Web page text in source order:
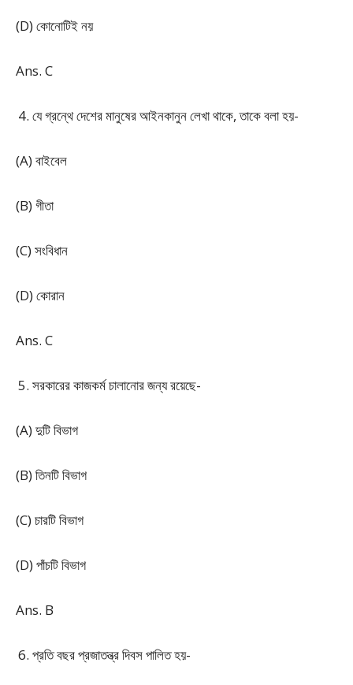
(D) কোনোটিই নয়
Ans. C
যে গ্রন্থে দেশের মানুষের আইনকানুন লেখা থাকে, তাকে বলা হয়-
(A) বাইবেল
(B) গীতা
(C) সংবিধান
(D) কোরান
Ans. C
সরকারের কাজকর্ম চালানোর জন্য রয়েছে-
(A) দুটি বিভাগ
(B) তিনটি বিভাগ
(C) চারটি বিভাগ
(D) পাঁচটি বিভাগ
Ans. B
প্রতি বছর প্রজাতন্ত্র দিবস পালিত হয়-